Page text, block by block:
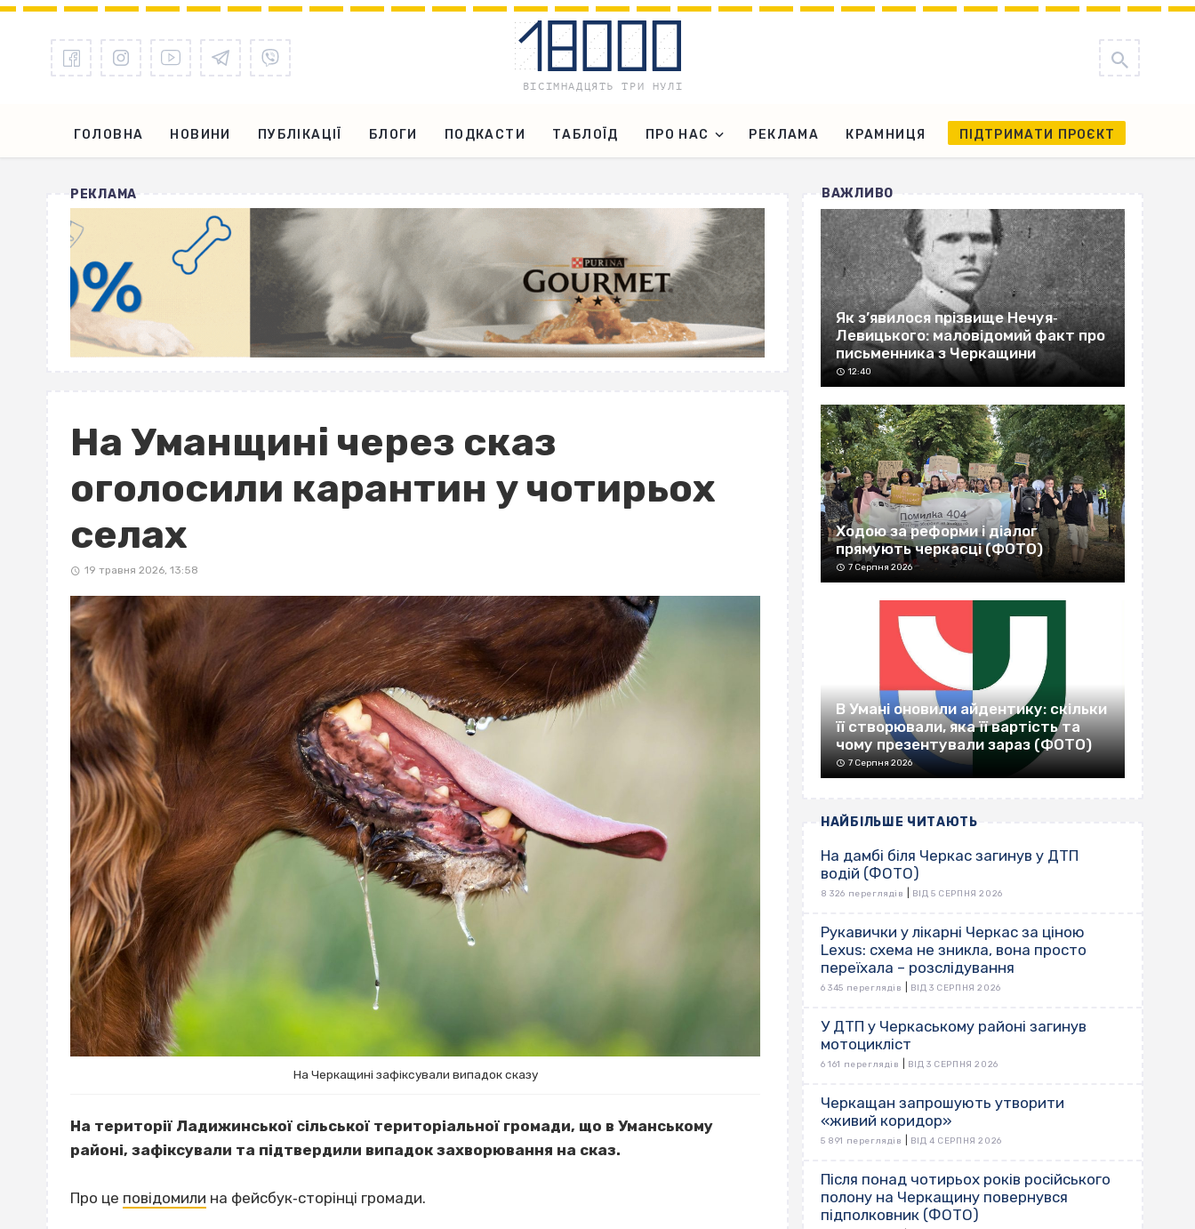
ГОЛОВНА НОВИНИ ПУБЛІКАЦІЇ БЛОГИ ПОДКАСТИ ТАБЛОЇД ПРО НАС РЕКЛАМА КРАМНИЦЯ ПІДТРИМАТИ ПРОЄКТ
РЕКЛАМА
На Уманщині через сказ
оголосили карантин у чотирьох
селах
19 травня 2026, 13:58
На Черкащині зафіксували випадок сказу
На території Ладижинської сільської територіальної громади, що в Уманському
районі, зафіксували та підтвердили випадок захворювання на сказ.
Про це повідомили на фейсбук‐сторінці громади.
ВАЖЛИВО
Як з’явилося прізвище Нечуя‐
Левицького: маловідомий факт про
письменника з Черкащини
12:40
Ходою за реформи і діалог
прямують черкасці (ФОТО)
7 Серпня 2026
В Умані оновили айдентику: скільки
її створювали, яка її вартість та
чому презентували зараз (ФОТО)
7 Серпня 2026
НАЙБІЛЬШЕ ЧИТАЮТЬ
На дамбі біля Черкас загинув у ДТП
водій (ФОТО)
8 326 переглядів ВІД 5 СЕРПНЯ 2026
Рукавички у лікарні Черкас за ціною
Lexus: схема не зникла, вона просто
переїхала – розслідування
6 345 переглядів ВІД 3 СЕРПНЯ 2026
У ДТП у Черкаському районі загинув
мотоцикліст
6 161 переглядів ВІД 3 СЕРПНЯ 2026
Черкащан запрошують утворити
«живий коридор»
5 891 переглядів ВІД 4 СЕРПНЯ 2026
Після понад чотирьох років російського
полону на Черкащину повернувся
підполковник (ФОТО)